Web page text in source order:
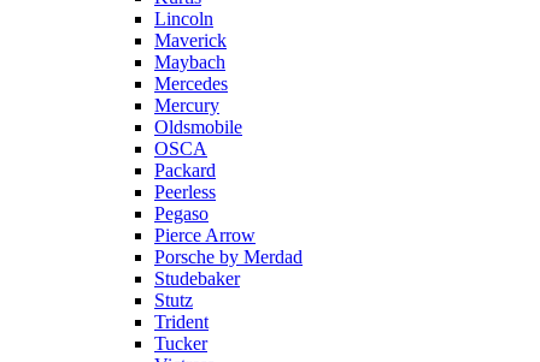
Lincoln
Maverick
Maybach
Mercedes
Mercury
Oldsmobile
OSCA
Packard
Peerless
Pegaso
Pierce Arrow
Porsche by Merdad
Studebaker
Stutz
Trident
Tucker